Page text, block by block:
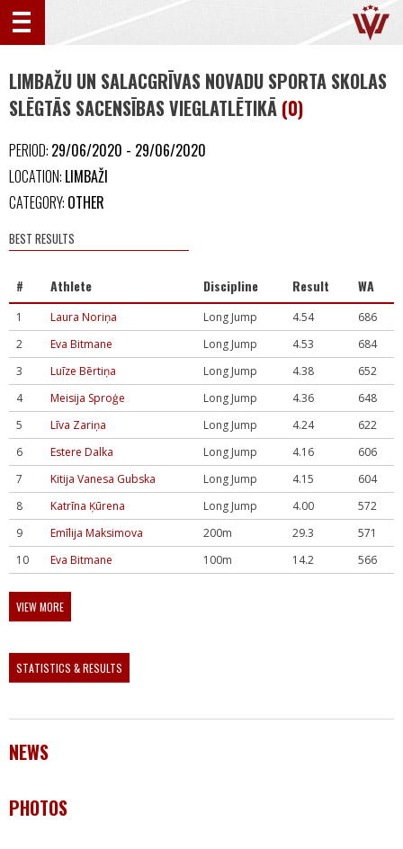
LIMBAŽU UN SALACGRĪVAS NOVADU SPORTA SKOLAS
SLĒGTĀS SACENSĪBAS VIEGLATLĒTIKĀ (0)
PERIOD: 29/06/2020 - 29/06/2020
LOCATION: LIMBAŽI
CATEGORY: OTHER
BEST RESULTS
# Athlete Discipline Result WA
1 Laura Noriņa Long Jump 4.54
686
2
Eva Bitmane Long Jump 4.53
684
3
Luīze Bērtiņa Long Jump 4.38
652
4
Meisija Sproģe Long Jump 4.36
648
5
Līva Zariņa Long Jump 4.24
622
6
Estere Dalka Long Jump 4.16
606
7
Kitija Vanesa Gubska Long Jump 4.15
604
8
Katrīna Ķūrena Long Jump 4.00
572
9
Emīlija Maksimova 200m 29.3
571
10
Eva Bitmane 100m 14.2 566
VIEW MORE
STATISTICS & RESULTS
NEWS
PHOTOS